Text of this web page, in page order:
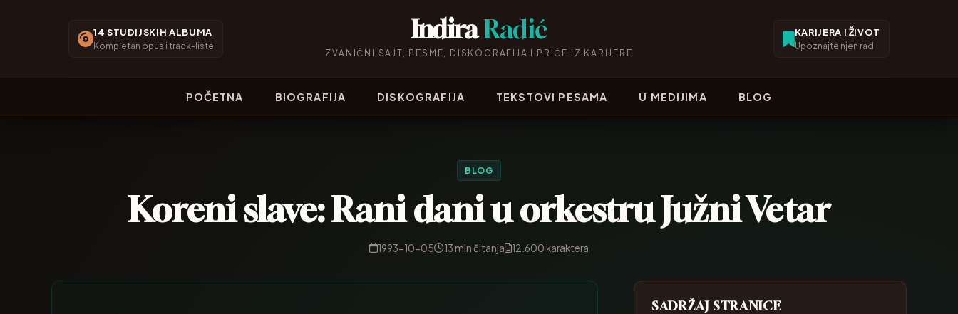
14 STUDIJSKIH ALBUMA
Kompletan opus i track-liste
IndiraRadić
ZVANIČNI SAJT, PESME, DISKOGRAFIJA I PRIČE IZ KARIJERE
KARIJERA I ŽIVOT
Upoznajte njen rad
POČETNA BIOGRAFIJA DISKOGRAFIJA TEKSTOVI PESAMA U MEDIJIMA BLOG
BLOG
Koreni slave: Rani dani u orkestru Južni Vetar
1993-10-05 13 min čitanja 12.600 karaktera
SADRŽAJ STRANICE